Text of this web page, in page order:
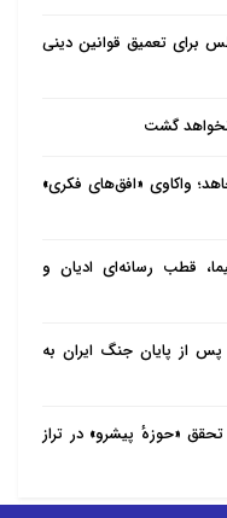
برای تعمیق قوانین دینی
گشت
واکاوی «افق‌های فکری»
قطب رسانه‌ای ادیان و
از پایان جنگ ایران به
«حوزهٔ پیشرو» در تراز